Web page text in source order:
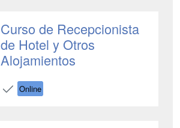
Curso de Recepcionista
de Hotel y Otros
Alojamientos
Online